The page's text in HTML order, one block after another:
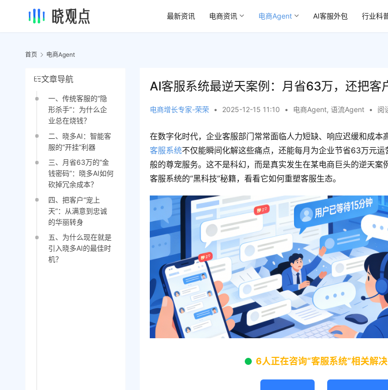
最新资讯 电商资讯 电商Agent AI客服外包 行业科
首页 电商Agent
文章导航
一、传统客服的“隐
形杀手”：为什么企
业总在烧钱？
二、晓多AI：智能客
服的“开挂”利器
三、月省63万的“金
钱密码”：晓多AI如何
砍掉冗余成本？
四、把客户“宠上
天”：从满意到忠诚
的华丽转身
五、为什么现在就是
引入晓多AI的最佳时
机？
AI客服系统最逆天案例：月省63万，还把客
电商增长专家-荣荣 • 2025-12-15 11:10 • 电商Agent,语流Agent • 阅
在数字化时代，企业客服部门常常面临人力短缺、响应迟缓和成本
客服系统不仅能瞬间化解这些痛点，还能每月为企业节省63万元
般的尊宠服务。这不是科幻，而是真实发生在某电商巨头的逆天案
客服系统的“黑科技”秘籍，看看它如何重塑客服生态。
6人正在咨询“客服系统”相关解